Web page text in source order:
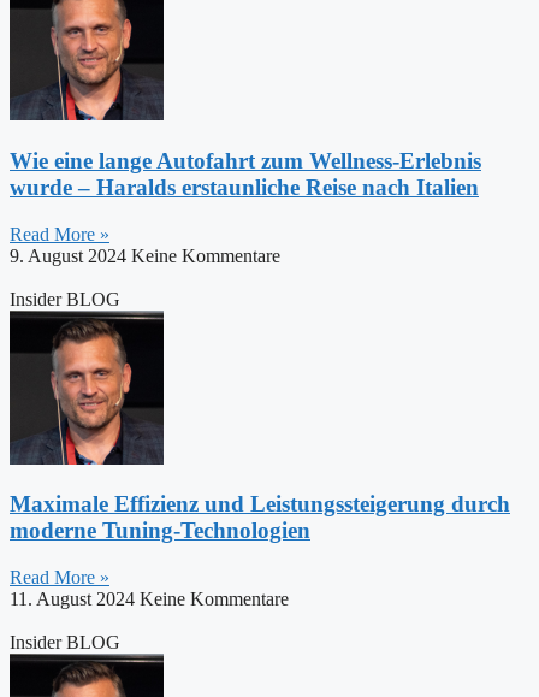
Wie eine lange Autofahrt zum Wellness-Erlebnis
wurde – Haralds erstaunliche Reise nach Italien
Read More »
9. August 2024 Keine Kommentare
Insider BLOG
Maximale Effizienz und Leistungssteigerung durch
moderne Tuning-Technologien
Read More »
11. August 2024 Keine Kommentare
Insider BLOG